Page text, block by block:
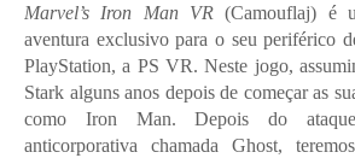
Marvel’s Iron Man VR(Camouflaj) é
aventura exclusivo para o seu periférico
PlayStation, a PS VR. Neste jogo,
Stark alguns anos depois de começar as
como Iron Man. Depois do
anticorporativa chamada Ghost,